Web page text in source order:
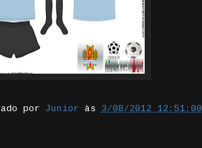
por Junior às 3/08/2012 12:51:00